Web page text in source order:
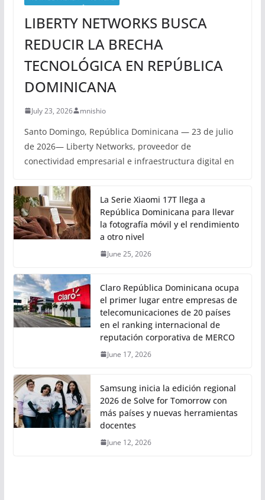
LIBERTY NETWORKS BUSCA
REDUCIR LA BRECHA
TECNOLÓGICA EN REPÚBLICA
DOMINICANA
July 23, 2026 mnishio
Santo Domingo, República Dominicana — 23 de julio
de 2026— Liberty Networks, proveedor de
conectividad empresarial e infraestructura digital en
La Serie Xiaomi 17T llega a
República Dominicana para llevar
la fotografía móvil y el rendimiento
a otro nivel
June 25, 2026
Claro República Dominicana ocupa
el primer lugar entre empresas de
telecomunicaciones de 20 países
en el ranking internacional de
reputación corporativa de MERCO
June 17, 2026
Samsung inicia la edición regional
2026 de Solve for Tomorrow con
más países y nuevas herramientas
docentes
June 12, 2026